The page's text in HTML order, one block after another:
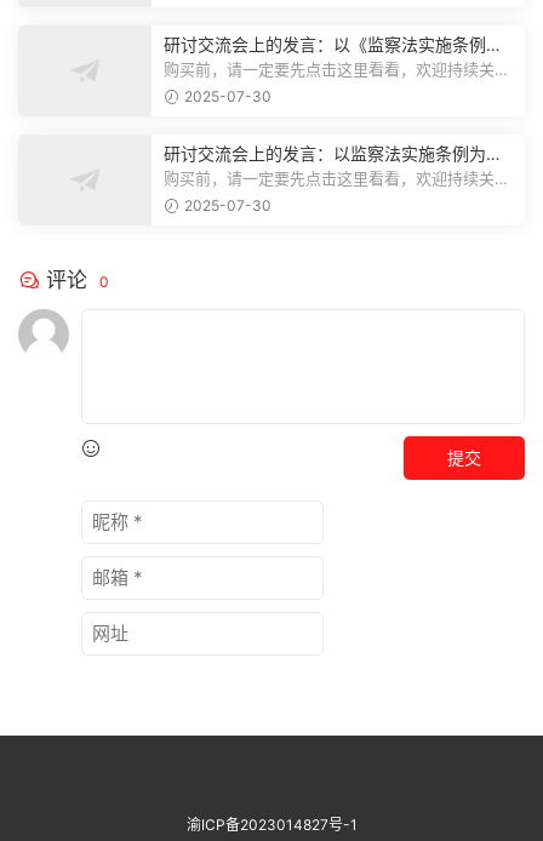
研讨交流会上的发言：以《监察法实施条例》
为纲,推动巡察工作高质量发展
购买前，请一定要先点击这里看看，欢迎持续关
注，精彩模板每天推送预览结束，本文...
2025-07-30
研讨交流会上的发言：以监察法实施条例为纲
推动巡察工作高质量发展
购买前，请一定要先点击这里看看，欢迎持续关
注，精彩模板每天推送预览结束，本文...
2025-07-30
评论 0
提交
渝ICP备2023014827号-1